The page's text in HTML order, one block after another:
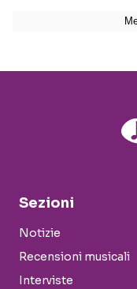
Sezioni
Notizie
Recensioni musicali
Interviste